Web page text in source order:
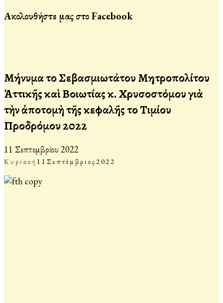
Ακολουθήστε μας στο Facebook
Μήνυμα τοῦ Σεβασμιωτάτου Μητροπολίτου
Ἀττικῆς καὶ Βοιωτίας κ. Χρυσοστόμου γιὰ
τὴν ἀποτομὴ τῆς κεφαλῆς τοῦ Τιμίου
Προδρόμου 2022
11 Σεπτεμβρίου 2022
Κυριακή 11 Σεπτέμβριος2022